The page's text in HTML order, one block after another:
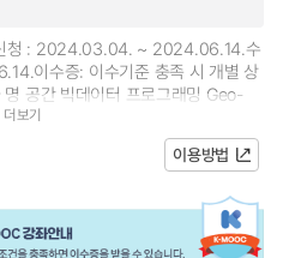
청 : 2024.03.04. ~ 2024.06.14.수
이수증: 이수기준 충족 시 개별 상
공간 빅데이터 프로그래밍 Geo-
근 공...
더보기
이용방법